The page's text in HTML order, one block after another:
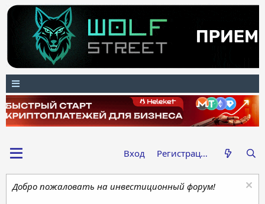
Вход Регистрация
Добро пожаловать на инвестиционный форум!